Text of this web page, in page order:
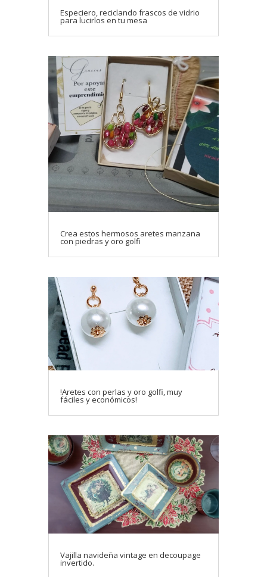
Especiero, reciclando frascos de vidrio
para lucirlos en tu mesa
Crea estos hermosos aretes manzana
con piedras y oro golfi
!Aretes con perlas y oro golfi, muy
fáciles y económicos!
Vajilla navideña vintage en decoupage
invertido.